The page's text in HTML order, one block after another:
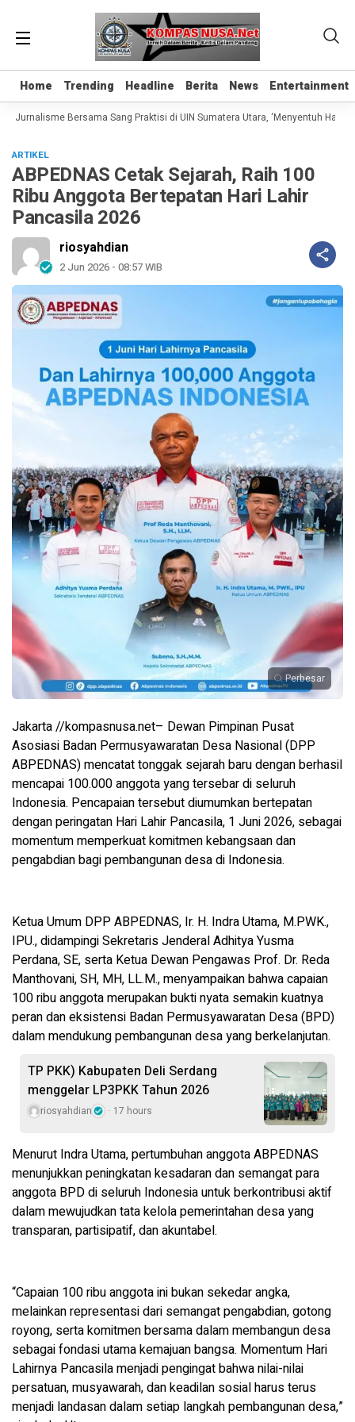
Home Trending Headline Berita News Entertainment
Home Trending Headline Berita News Entertainment
Bersama Sang Praktisi di UIN Sumatera Utara, ‘Menyentuh Hati
ARTIKEL
ABPEDNAS Cetak Sejarah, Raih 100
Ribu Anggota Bertepatan Hari Lahir
Pancasila 2026
riosyahdian
2 Jun 2026 - 08:57 WIB
Perbesar
Jakarta //kompasnusa.net– Dewan Pimpinan Pusat
Asosiasi Badan Permusyawaratan Desa Nasional (DPP
ABPEDNAS) mencatat tonggak sejarah baru dengan berhasil
mencapai 100.000 anggota yang tersebar di seluruh
Indonesia. Pencapaian tersebut diumumkan bertepatan
dengan peringatan Hari Lahir Pancasila, 1 Juni 2026, sebagai
momentum memperkuat komitmen kebangsaan dan
pengabdian bagi pembangunan desa di Indonesia.
Ketua Umum DPP ABPEDNAS, Ir. H. Indra Utama, M.PWK.,
IPU., didampingi Sekretaris Jenderal Adhitya Yusma
Perdana, SE, serta Ketua Dewan Pengawas Prof. Dr. Reda
Manthovani, SH, MH, LL.M., menyampaikan bahwa capaian
100 ribu anggota merupakan bukti nyata semakin kuatnya
peran dan eksistensi Badan Permusyawaratan Desa (BPD)
dalam mendukung pembangunan desa yang berkelanjutan.
TP PKK) Kabupaten Deli Serdang
menggelar LP3PKK Tahun 2026
riosyahdian 17 hours
Menurut Indra Utama, pertumbuhan anggota ABPEDNAS
menunjukkan peningkatan kesadaran dan semangat para
anggota BPD di seluruh Indonesia untuk berkontribusi aktif
dalam mewujudkan tata kelola pemerintahan desa yang
transparan, partisipatif, dan akuntabel.
“Capaian 100 ribu anggota ini bukan sekedar angka,
melainkan representasi dari semangat pengabdian, gotong
royong, serta komitmen bersama dalam membangun desa
sebagai fondasi utama kemajuan bangsa. Momentum Hari
Lahirnya Pancasila menjadi pengingat bahwa nilai-nilai
persatuan, musyawarah, dan keadilan sosial harus terus
menjadi landasan dalam setiap langkah pembangunan desa,”